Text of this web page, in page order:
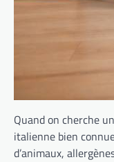
Quand on cherche
italienne bien
d’animaux,